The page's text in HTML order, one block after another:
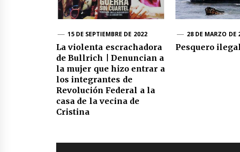
15 DE SEPTIEMBRE DE 2022
La violenta escrachadora
de Bullrich | Denuncian a
la mujer que hizo entrar a
los integrantes de
Revolución Federal a la
casa de la vecina de
Cristina
28 DE MARZO DE
Pesquero ilegal
Navegación